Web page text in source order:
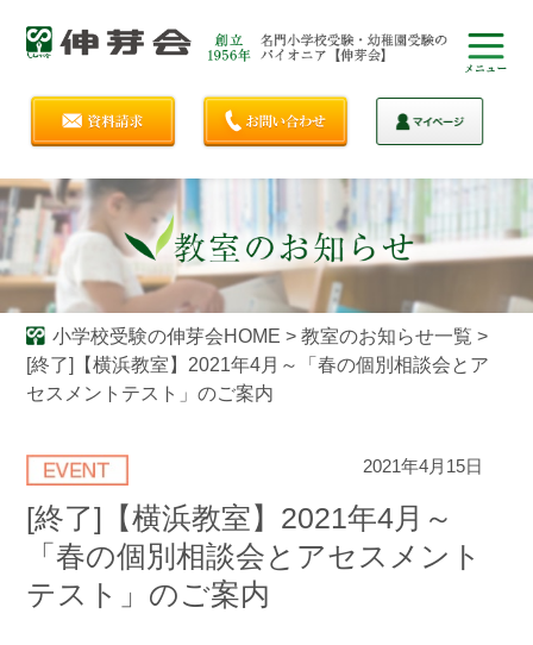
小学校受験の伸芽会HOME > 教室のお知らせ一覧 >
[終了]【横浜教室】2021年4月～「春の個別相談会とア
セスメントテスト」のご案内
2021年4月15日
[終了]【横浜教室】2021年4月～
「春の個別相談会とアセスメント
テスト」のご案内